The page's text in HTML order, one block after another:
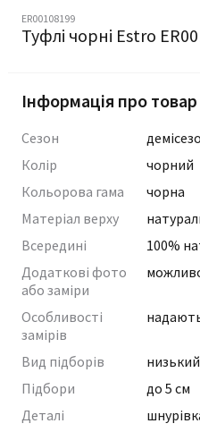
ER00108199
Туфлі чорні Estro
Інформація про товар
Сезон
Колір
чорний
Кольорова гама
чорна
Матеріал верху
Всередині
100%
Додаткові фото
або заміри
Особливості
замірів
Вид підборів
низький
Підбори
до 5 см
Деталі